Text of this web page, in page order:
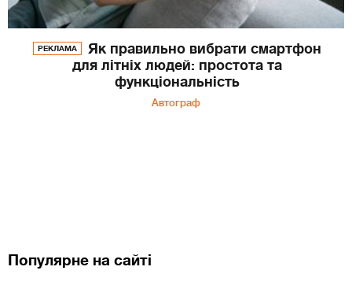
РЕКЛАМА
Як правильно вибрати смартфон
для літніх людей: простота та
функціональність
Автограф
Популярне на сайті